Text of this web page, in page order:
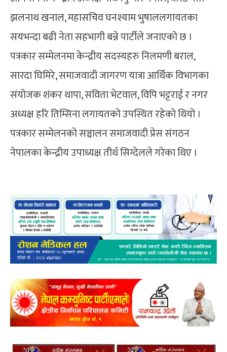
झलनाथ खनाल, महासचिव घनश्याम भुषाललगायतका
सयभन्दा बढी नेता सहभागी बन्ने पार्टीले जनाएको छ ।
पत्रकार सम्मेलनमा केन्द्रीय सदस्यहरु निलमणी बराल,
सारदा घिमिरे, समाजवादी जागरण यात्रा आर्थिक विभागका
संयोजक शंकर थापा, सविता भेटवाल, विपि भट्टराई र नगर
अध्यक्ष हरि तिम्सिना लगायतको उपस्थित रहेको थियो ।
पत्रकार सम्मेलनको सञ्चालन समाजवादी प्रेस संगठन
नेपालका केन्द्रीय उपाध्यक्ष तीर्थ सिग्देलले गरेका थिए ।